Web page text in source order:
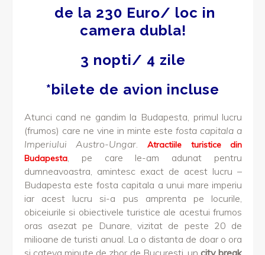
de la 230 Euro/ loc in
camera dubla!
3 nopti/ 4 zile
*bilete de avion incluse
Atunci cand ne gandim la Budapesta, primul lucru
(frumos) care ne vine in minte estefosta capitala a
Imperiului Austro-Ungar. Atractiile turistice din
Budapesta, pe care le-am adunat pentru
dumneavoastra, amintesc exact de acest lucru –
Budapesta este fosta capitala a unui mare imperiu
iar acest lucru si-a pus amprenta pe locurile,
obiceiurile si obiectivele turistice ale acestui frumos
oras asezat pe Dunare, vizitat de peste 20 de
milioane de turisti anual. La o distanta de doar o ora
si cateva minute de zbor de Bucuresti, un city break